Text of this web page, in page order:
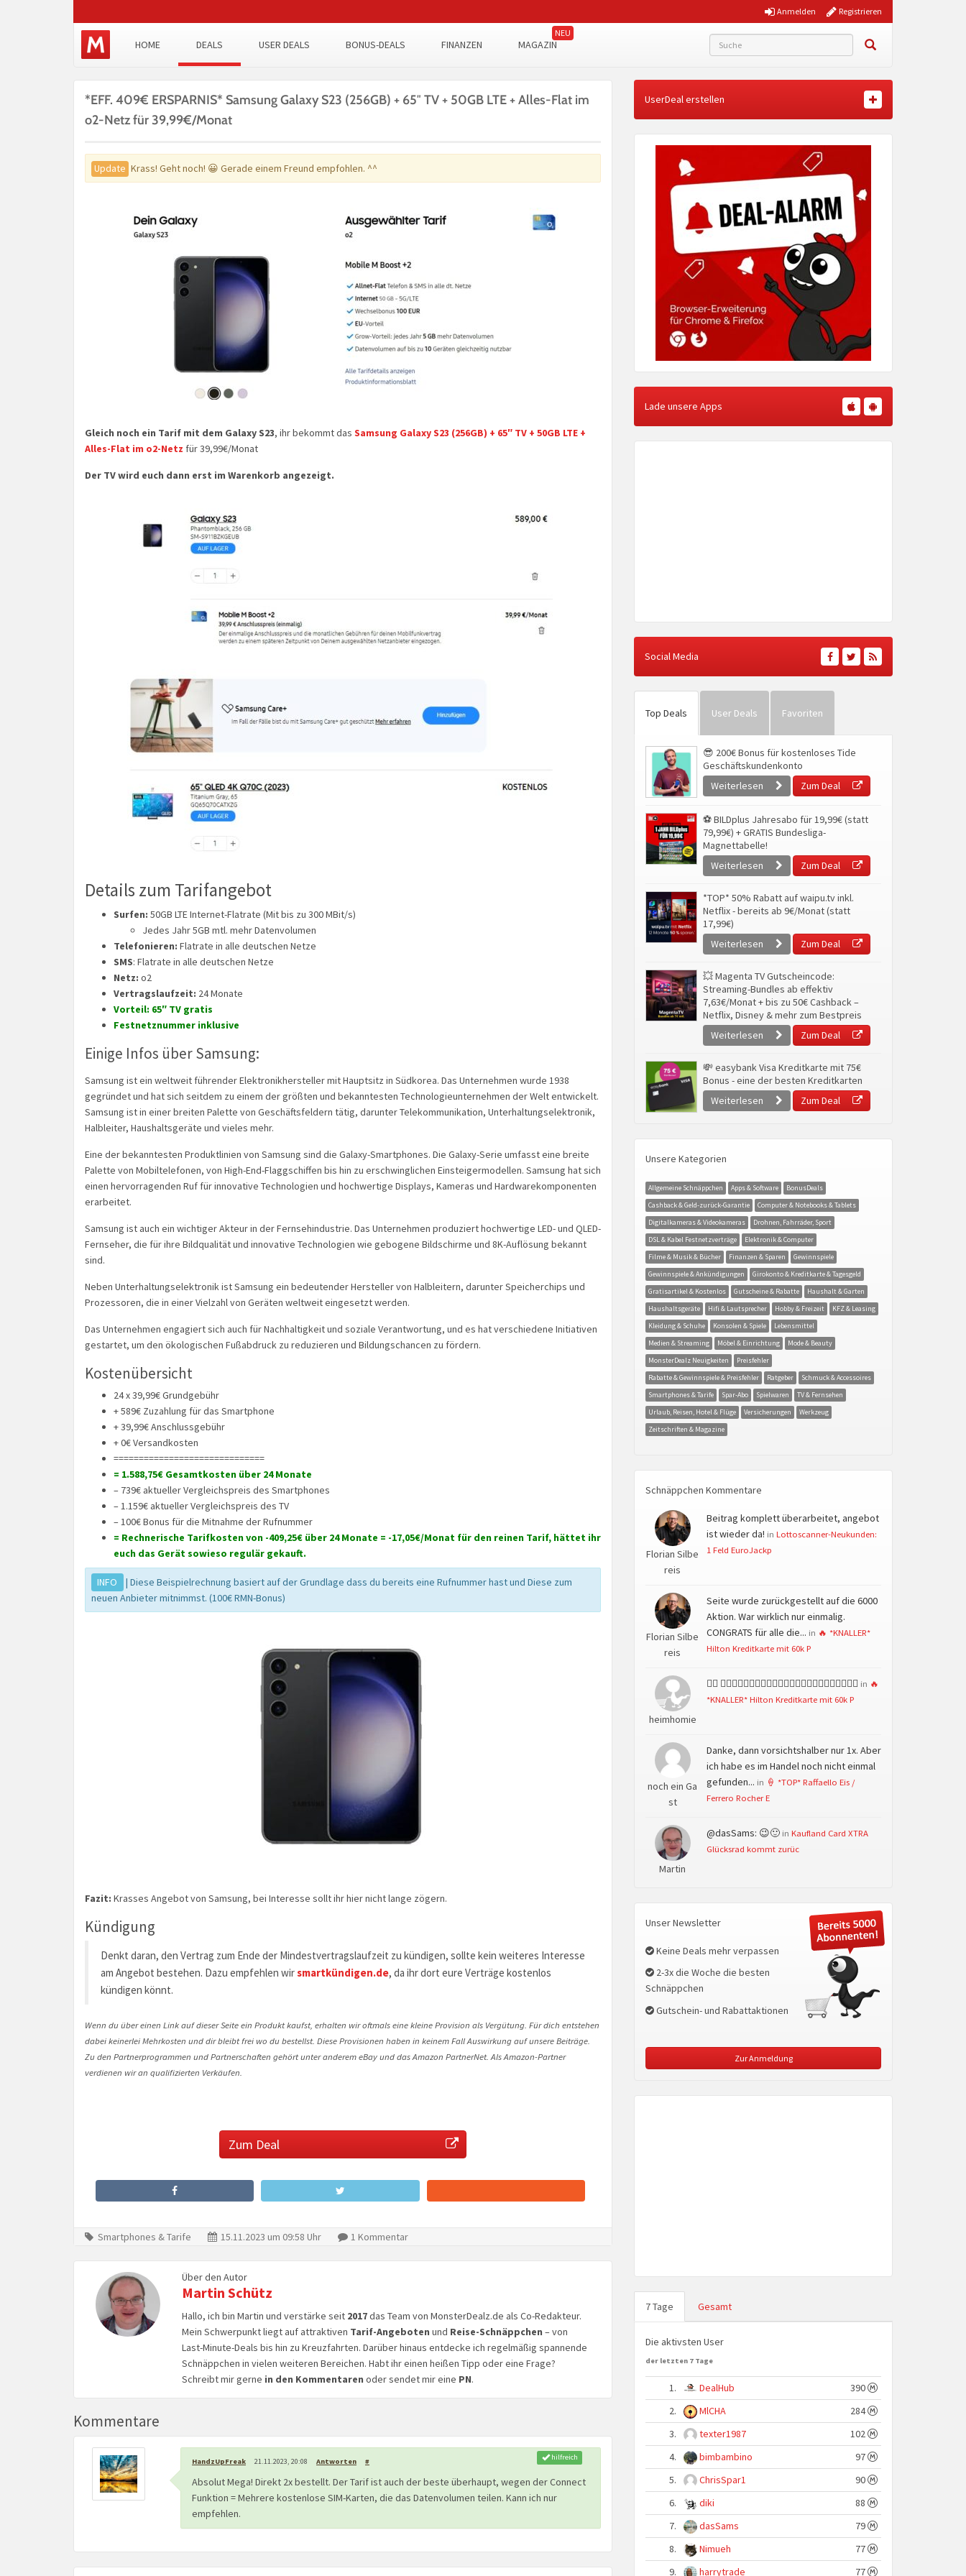
Registrieren
Anmelden
HOME DEALS USER DEALS BONUS-DEALS FINANZEN MAGAZIN
*EFF. 409€ ERSPARNIS* Samsung Galaxy S23 (256GB) + 65″ TV + 50GB LTE + Alles-Flat im
o2-Netz für 39,99€/Monat
Update Krass! Geht noch! 😀 Gerade einem Freund empfohlen. ^^
Gleich noch ein Tarif mit dem Galaxy S23, ihr bekommt das Samsung Galaxy S23 (256GB) + 65″ TV + 50GB LTE +
Alles-Flat im o2-Netz für 39,99€/Monat
Der TV wird euch dann erst im Warenkorb angezeigt.
Details zum Tarifangebot
Surfen: 50GB LTE Internet-Flatrate (Mit bis zu 300 MBit/s)
Jedes Jahr 5GB mtl. mehr Datenvolumen
Telefonieren: Flatrate in alle deutschen Netze
SMS: Flatrate in alle deutschen Netze
Netz: o2
Vertragslaufzeit: 24 Monate
Vorteil: 65″ TV gratis
Festnetznummer inklusive
Einige Infos über Samsung:
Samsung ist ein weltweit führender Elektronikhersteller mit Hauptsitz in Südkorea. Das Unternehmen wurde 1938
gegründet und hat sich seitdem zu einem der größten und bekanntesten Technologieunternehmen der Welt entwickelt.
Samsung ist in einer breiten Palette von Geschäftsfeldern tätig, darunter Telekommunikation, Unterhaltungselektronik,
Halbleiter, Haushaltsgeräte und vieles mehr.
Eine der bekanntesten Produktlinien von Samsung sind die Galaxy-Smartphones. Die Galaxy-Serie umfasst eine breite
Palette von Mobiltelefonen, von High-End-Flaggschiffen bis hin zu erschwinglichen Einsteigermodellen. Samsung hat sich
einen hervorragenden Ruf für innovative Technologien und hochwertige Displays, Kameras und Hardwarekomponenten
erarbeitet.
Samsung ist auch ein wichtiger Akteur in der Fernsehindustrie. Das Unternehmen produziert hochwertige LED- und QLED-
Fernseher, die für ihre Bildqualität und innovative Technologien wie gebogene Bildschirme und 8K-Auflösung bekannt
sind.
Neben Unterhaltungselektronik ist Samsung ein bedeutender Hersteller von Halbleitern, darunter Speicherchips und
Prozessoren, die in einer Vielzahl von Geräten weltweit eingesetzt werden.
Das Unternehmen engagiert sich auch für Nachhaltigkeit und soziale Verantwortung, und es hat verschiedene Initiativen
gestartet, um den ökologischen Fußabdruck zu reduzieren und Bildungschancen zu fördern.
Kostenübersicht
24 x 39,99€ Grundgebühr
+ 589€ Zuzahlung für das Smartphone
+ 39,99€ Anschlussgebühr
+ 0€ Versandkosten
==============================
= 1.588,75€ Gesamtkosten über 24 Monate
– 739€ aktueller Vergleichspreis des Smartphones
– 1.159€ aktueller Vergleichspreis des TV
– 100€ Bonus für die Mitnahme der Rufnummer
= Rechnerische Tarifkosten von -409,25€ über 24 Monate = -17,05€/Monat für den reinen Tarif, hättet ihr
euch das Gerät sowieso regulär gekauft.
INFO
| Diese Beispielrechnung basiert auf der Grundlage dass du bereits eine Rufnummer hast und Diese zum
neuen Anbieter mitnimmst. (100€ RMN-Bonus)
Fazit: Krasses Angebot von Samsung, bei Interesse sollt ihr hier nicht lange zögern.
Kündigung
Denkt daran, den Vertrag zum Ende der Mindestvertragslaufzeit zu kündigen, sollte kein weiteres Interesse
am Angebot bestehen. Dazu empfehlen wirsmartkündigen.de, da ihr dort eure Verträge kostenlos
kündigen könnt.
Wenn du über einen Link auf dieser Seite ein Produkt kaufst, erhalten wir oftmals eine kleine Provision als Vergütung. Für dich entstehen
dabei keinerlei Mehrkosten und dir bleibt frei wo du bestellst. Diese Provisionen haben in keinem Fall Auswirkung auf unsere Beiträge.
Zu den Partnerprogrammen und Partnerschaften gehört unter anderem eBay und das Amazon PartnerNet. Als Amazon-Partner
verdienen wir an qualifizierten Verkäufen.
Zum Deal
Smartphones & Tarife 15.11.2023 um 09:58 Uhr 1 Kommentar
Über den Autor
Martin Schütz
Hallo, ich bin Martin und verstärke seit 2017das Team von MonsterDealz.de als Co-Redakteur.
Mein Schwerpunkt liegt auf attraktiven Tarif-Angeboten und Reise-Schnäppchen – von
Last-Minute-Deals bis hin zu Kreuzfahrten. Darüber hinaus entdecke ich regelmäßig spannende
Schnäppchen in vielen weiteren Bereichen. Habt ihr einen heißen Tipp oder eine Frage?
Schreibt mir gerne in den Kommentaren oder sendet mir eine PN.
Kommentare
HandzUpFreak 21.11.2023, 20:08 Antworten # hilfreich
Absolut Mega! Direkt 2x bestellt. Der Tarif ist auch der beste überhaupt, wegen der Connect
Funktion = Mehrere kostenlose SIM-Karten, die das Datenvolumen teilen. Kann ich nur
empfehlen.
UserDeal erstellen
Lade unsere Apps
Social Media
Top Deals User Deals Favoriten
😎 200€ Bonus für kostenloses Tide
Geschäftskundenkonto
Weiterlesen
Zum Deal
⚽ BILDplus Jahresabo für 19,99€ (statt
79,99€) + GRATIS Bundesliga-
Magnettabelle!
Weiterlesen
Zum Deal
*TOP* 50% Rabatt auf waipu.tv inkl.
Netflix - bereits ab 9€/Monat (statt
17,99€)
Weiterlesen
Zum Deal
💥 Magenta TV Gutscheincode:
Streaming-Bundles ab effektiv
7,63€/Monat + bis zu 50€ Cashback –
Netflix, Disney & mehr zum Bestpreis
Weiterlesen
Zum Deal
💸 easybank Visa Kreditkarte mit 75€
Bonus - eine der besten Kreditkarten
Weiterlesen
Zum Deal
Unsere Kategorien
Allgemeine Schnäppchen Apps & Software
BonusDeals
Cashback & Geld-zurück-Garantie
Computer & Notebooks & Tablets
Digitalkameras & Videokameras
Drohnen, Fahrräder, Sport
DSL & Kabel Festnetzverträge
Elektronik & Computer
Filme & Musik & Bücher
Finanzen & Sparen
Gewinnspiele
Gewinnspiele & Ankündigungen
Girokonto & Kreditkarte & Tagesgeld
Gratisartikel & Kostenlos
Gutscheine & Rabatte
Haushalt & Garten
Haushaltsgeräte
Hifi & Lautsprecher Hobby & Freizeit
KFZ & Leasing
Kleidung & Schuhe
Konsolen & Spiele
Lebensmittel
Medien & Streaming
Möbel & Einrichtung
Mode & Beauty
MonsterDealz Neuigkeiten
Preisfehler
Rabatte & Gewinnspiele & Preisfehler
Ratgeber
Schmuck & Accessoires
Smartphones & Tarife
Spar-Abo Spielwaren
TV & Fernsehen
Urlaub, Reisen, Hotel & Flüge
Versicherungen
Werkzeug
Zeitschriften & Magazine
Schnäppchen Kommentare
Florian Silbe
reis
Beitrag komplett überarbeitet, angebot
ist wieder da! in Lottoscanner-Neukunden:
1 Feld EuroJackp
Florian Silbe
reis
Seite wurde zurückgestellt auf die 6000
Aktion. War wirklich nur einmalig.
CONGRATS für alle die... in 🔥 *KNALLER*
Hilton Kreditkarte mit 60k P
heimhomie
👍🏻 👍🏻👍🏻👍🏻👍🏻👍🏻👍🏻👍🏻👍🏻👍🏻👍🏻👍🏻👍🏻 in 🔥
*KNALLER* Hilton Kreditkarte mit 60k P
noch ein Ga
st
Danke, dann vorsichtshalber nur 1x. Aber
ich habe es im Handel noch nicht einmal
gefunden... in 🍦 *TOP* Raffaello Eis /
Ferrero Rocher E
Martin
@dasSams: 😉🙂 in Kaufland Card XTRA
Glücksrad kommt zurüc
Unser Newsletter
Keine Deals mehr verpassen
2-3x die Woche die besten
Schnäppchen
Gutschein- und Rabattaktionen
Zur Anmeldung
7 Tage Gesamt
Die aktivsten User
der letzten 7 Tage
1. DealHub
390
2.
MlCHA
284
3.
texter1987
102
4.
bimbambino
97
5.
ChrisSpar1
90
6.
diki
88
7.
dasSams
79
8.
Nimueh
77
9.
harrytrade 77